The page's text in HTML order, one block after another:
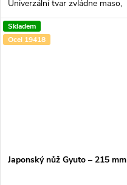
Univerzální tvar zvládne maso,
zeleninu i ryby a dokáže
nahradit hned několik
kuchyňských nožů najednou.
Skladem
Ocel 19418
Japonský nůž Gyuto –⁠⁠⁠⁠⁠⁠ 215 mm